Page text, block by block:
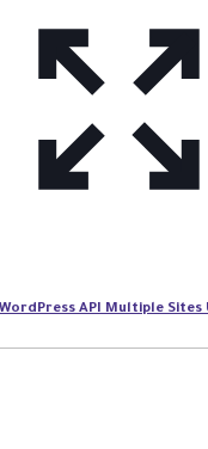
WordPress API Multiple Sites